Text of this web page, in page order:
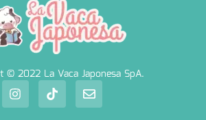
© 2022 La Vaca Japonesa SpA.